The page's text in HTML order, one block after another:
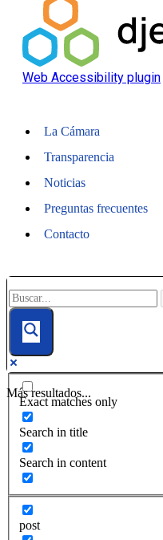
Web Accessibility plugin
La Cámara
Transparencia
Noticias
Preguntas frecuentes
Contacto
Más resultados...
Exact matches only
Search in title
Search in content
post